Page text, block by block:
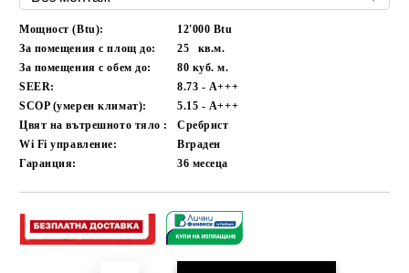
Мощност (Btu):
12'000 Btu
За помещения с площ до:
25
кв.м.
За помещения с обем до:
80 куб. м.
SEER:
8.73 - А+++
SCOP (умерен климат):
5.15 - А+++
Цвят на вътрешното тяло :
Сребрист
Wi Fi управление:
Вграден
Гаранция:
36 месеца